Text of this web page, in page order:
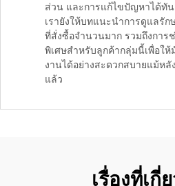
ส่วน และการแก้ไขปัญหาได้ทัน
เรายังให้บทแนะนำการดูแลรัก
ที่สั่งซื้อจำนวนมาก รวมถึงการ
พิเศษสำหรับลูกค้ากลุ่มนี้เพื่อให้
งานได้อย่างสะดวกสบายแม้ห
แล้ว
เรื่องที่เกี่